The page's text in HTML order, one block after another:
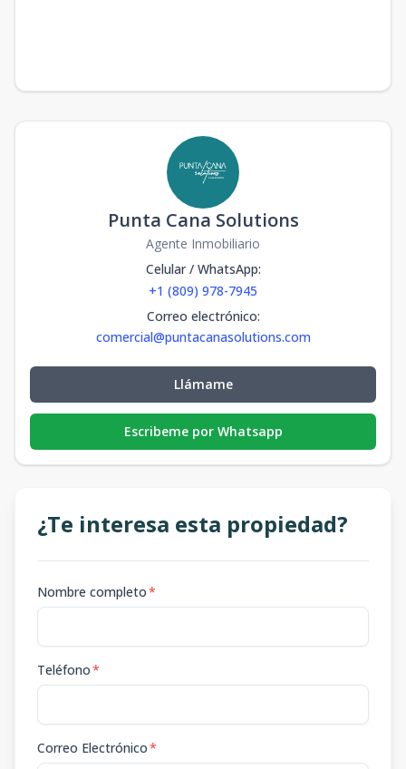
Punta Cana Solutions
Agente Inmobiliario
Celular / WhatsApp:
+1 (809) 978-7945
Correo electrónico:
comercial@puntacanasolutions.com
Llámame
Escribeme por Whatsapp
¿Te interesa esta propiedad?
Nombre completo*
Teléfono*
Correo Electrónico*